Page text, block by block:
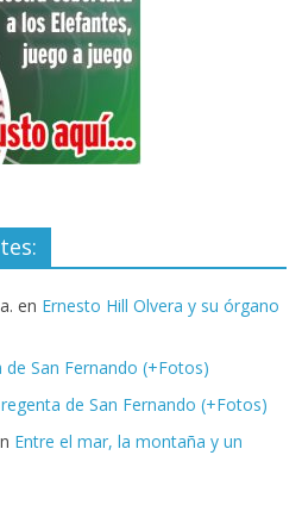
en Ernesto Hill Olvera y su órgano
de San Fernando (+Fotos)
de San Fernando (+Fotos)
Entre el mar, la montaña y un